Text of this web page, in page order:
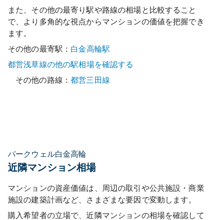
また、その他の最寄り駅や路線の相場と比較すること
で、より多角的な視点からマンションの価値を把握でき
ます。
その他の最寄駅： 白金高輪駅
都営浅草線の他の駅相場を確認する
その他の路線：都営三田線
パークウェル白金高輪
近隣マンション相場
マンションの資産価値は、周辺の取引や公共施設・商業
施設の建築計画など、さまざまな要因で変動します。
購入希望者の立場で、近隣マンションの相場を確認して